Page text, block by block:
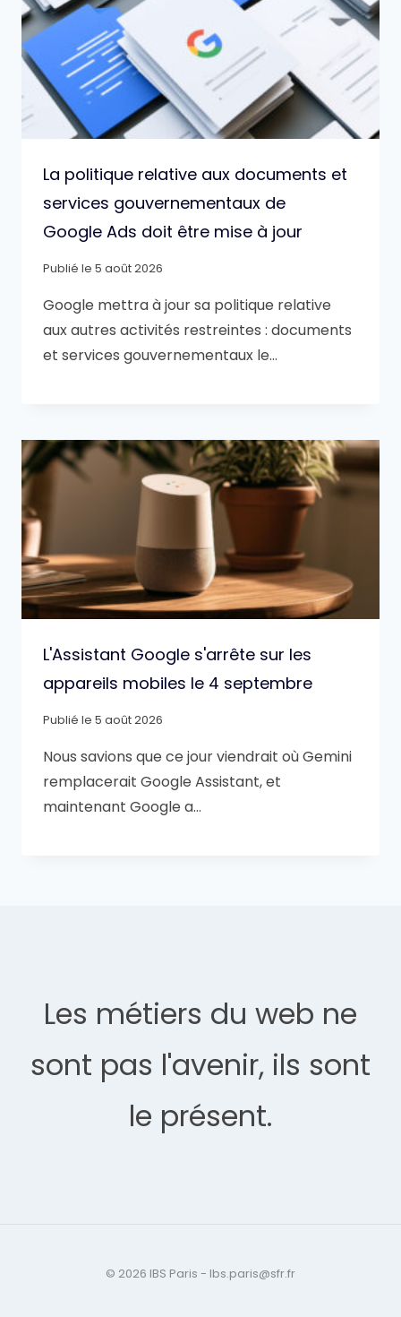
La politique relative aux documents et
services gouvernementaux de
Google Ads doit être mise à jour
Publié le 5 août 2026
Google mettra à jour sa politique relative
aux autres activités restreintes : documents
et services gouvernementaux le…
L'Assistant Google s'arrête sur les
appareils mobiles le 4 septembre
Publié le 5 août 2026
Nous savions que ce jour viendrait où Gemini
remplacerait Google Assistant, et
maintenant Google a…
Les métiers du web ne
sont pas l'avenir, ils sont
le présent.
© 2026 IBS Paris - Ibs.paris@sfr.fr